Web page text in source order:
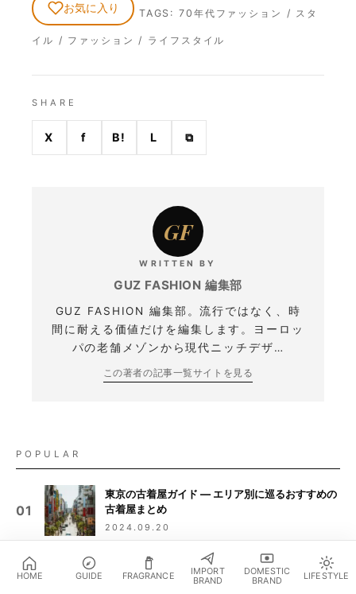
お気に入り TAGS:70年代ファッション / スタ
イル / ファッション / ライフスタイル
SHARE
X f B! L ⧉
GF
WRITTEN BY
GUZ FASHION 編集部
GUZ FASHION 編集部。流行ではなく、時
間に耐える価値だけを編集します。ヨーロッ
パの老舗メゾンから現代ニッチデザ…
この著者の記事一覧サイトを見る
POPULAR
01
東京の古着屋ガイド — エリア別に巡るおすすめの
古着屋まとめ
2024.09.20
02
高円寺の古着屋 — 80軒が密集する街で、編集部
が通う10店
おすすめ商品を見る
HOME GUIDE FRAGRANCE
IMPORT
BRAND
DOMESTIC
BRAND
LIFESTYLE